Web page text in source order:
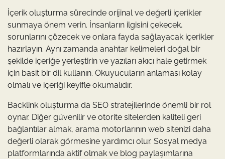
İçerik oluşturma sürecinde orijinal ve değerli içerikler
sunmaya önem verin. İnsanların ilgisini çekecek,
sorunlarını çözecek ve onlara fayda sağlayacak içerikler
hazırlayın. Aynı zamanda anahtar kelimeleri doğal bir
şekilde içeriğe yerleştirin ve yazıları akıcı hale getirmek
için basit bir dil kullanın. Okuyucuların anlaması kolay
olmalı ve içeriği keyifle okumalıdır.
Backlink oluşturma da SEO stratejilerinde önemli bir rol
oynar. Diğer güvenilir ve otorite sitelerden kaliteli geri
bağlantılar almak, arama motorlarının web sitenizi daha
değerli olarak görmesine yardımcı olur. Sosyal medya
platformlarında aktif olmak ve blog paylaşımlarına